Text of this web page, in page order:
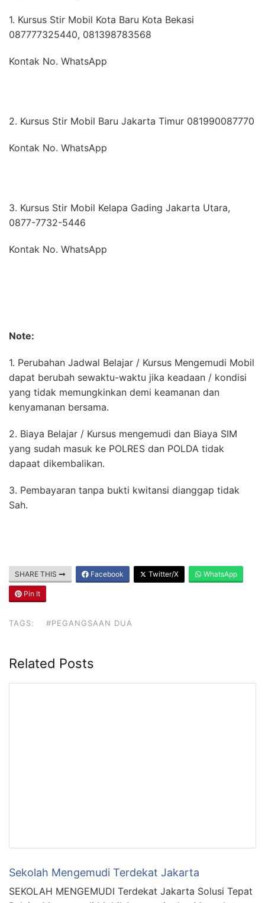
1. Kursus Stir Mobil Kota Baru Kota Bekasi
087777325440, 081398783568
Kontak No. WhatsApp
2. Kursus Stir Mobil Baru Jakarta Timur 081990087770
Kontak No. WhatsApp
3. Kursus Stir Mobil Kelapa Gading Jakarta Utara,
0877-7732-5446
Kontak No. WhatsApp
Note:
1. Perubahan Jadwal Belajar / Kursus Mengemudi Mobil
dapat berubah sewaktu-waktu jika keadaan / kondisi
yang tidak memungkinkan demi keamanan dan
kenyamanan bersama.
2. Biaya Belajar / Kursus mengemudi dan Biaya SIM
yang sudah masuk ke POLRES dan POLDA tidak
dapaat dikembalikan.
3. Pembayaran tanpa bukti kwitansi dianggap tidak
Sah.
SHARE THIS Facebook Twitter/X WhatsApp
Pin It
TAGS: #PEGANGSAAN DUA
Related Posts
Sekolah Mengemudi Terdekat Jakarta
SEKOLAH MENGEMUDI Terdekat Jakarta Solusi Tepat